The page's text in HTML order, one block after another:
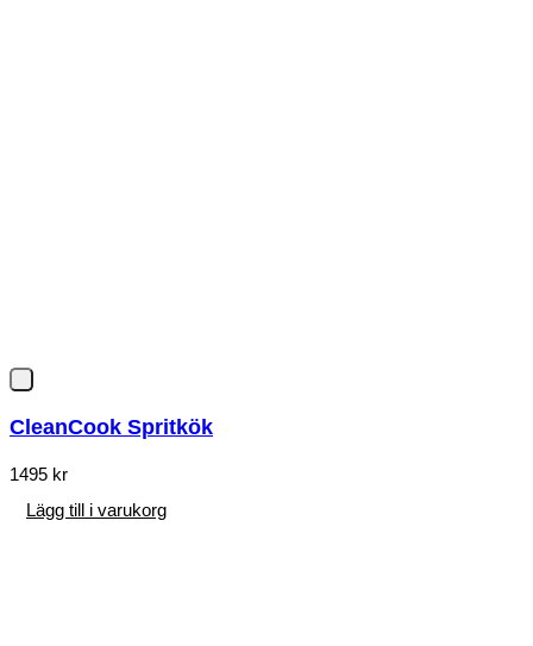
CleanCook Spritkök
1495 kr
Lägg till i varukorg